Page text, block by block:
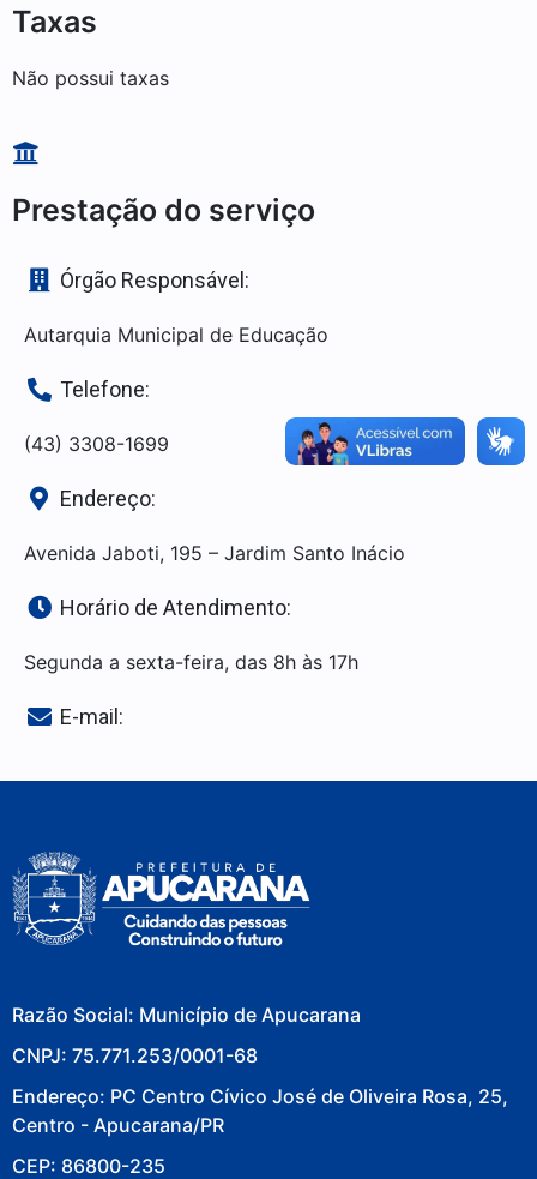
Taxas
Não possui taxas
Prestação do serviço
Órgão Responsável:
Autarquia Municipal de Educação
Telefone:
(43) 3308-1699
Endereço:
Avenida Jaboti, 195 – Jardim Santo Inácio
Horário de Atendimento:
Segunda a sexta-feira, das 8h às 17h
E-mail:
Razão Social: Município de Apucarana
CNPJ: 75.771.253/0001-68
Endereço: PC Centro Cívico José de Oliveira Rosa, 25,
Centro - Apucarana/PR
CEP: 86800-235